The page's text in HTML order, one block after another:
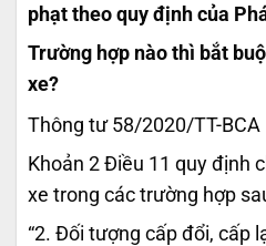
phạt theo quy định của
Trường hợp nào thì bắt
xe?
Thông tư 58/2020/TT-BCA
Khoản 2 Điều 11 quy định
xe trong các trường hợp
“2. Đối tượng cấp đổi, cấp